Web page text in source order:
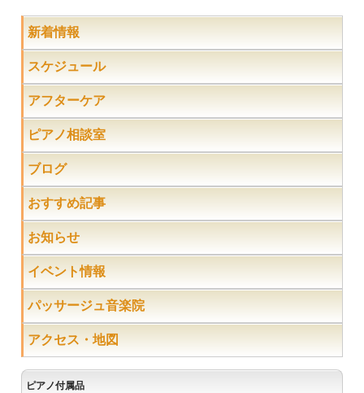
新着情報
スケジュール
アフターケア
ピアノ相談室
ブログ
おすすめ記事
お知らせ
イベント情報
パッサージュ音楽院
アクセス・地図
ピアノ付属品